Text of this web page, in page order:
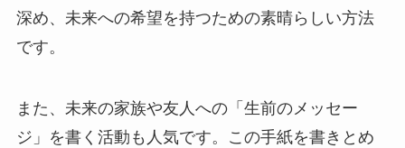
深め、未来への希望を持つための素晴らしい方法
です。
また、未来の家族や友人への「生前のメッセー
ジ」を書く活動も人気です。この手紙を書きとめ